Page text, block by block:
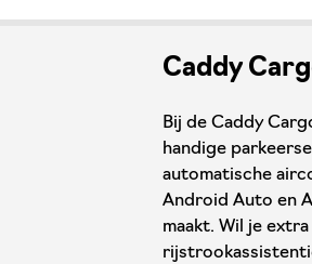
Caddy
Bij de Caddy
handige
automatische
Android Auto en
maakt. Wil je